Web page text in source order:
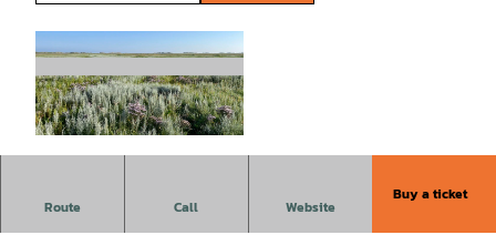
CC-BY-SA
Route Call Website
Buy a ticket
Auf einer Tour die Vielfalt und Schönheit einer Salzwiese